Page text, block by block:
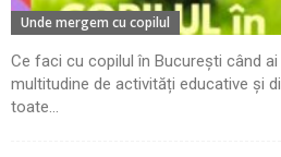
Unde mergem cu copilul
Ce faci cu copilul în București când
multitudine de activități educative și
toate...